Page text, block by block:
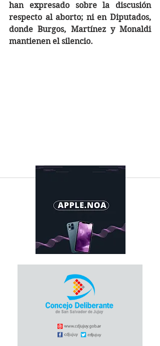
han expresado sobre la discusión
respecto al aborto; ni en Diputados,
donde Burgos, Martínez y Monaldi
mantienen el silencio.